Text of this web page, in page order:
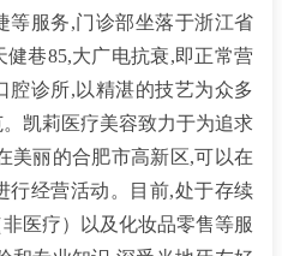
等服务,门诊部坐落于浙江省
巷85,大广电抗衰,即正常营
腔诊所,以精湛的技艺为众多
凯莉医疗美容致力于为追求
美丽的合肥市高新区,可以在
行经营活动。目前,处于存续
医疗）以及化妆品零售等服